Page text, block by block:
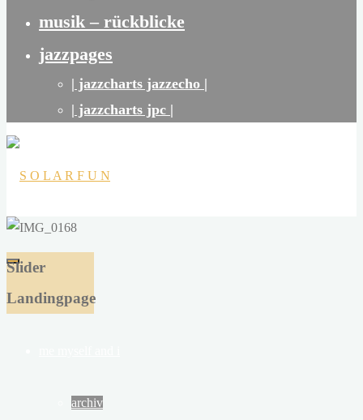
musik – rückblicke
jazzpages
| jazzcharts jazzecho |
| jazzcharts jpc |
S
O
L
archiv
Slider
Landingpage